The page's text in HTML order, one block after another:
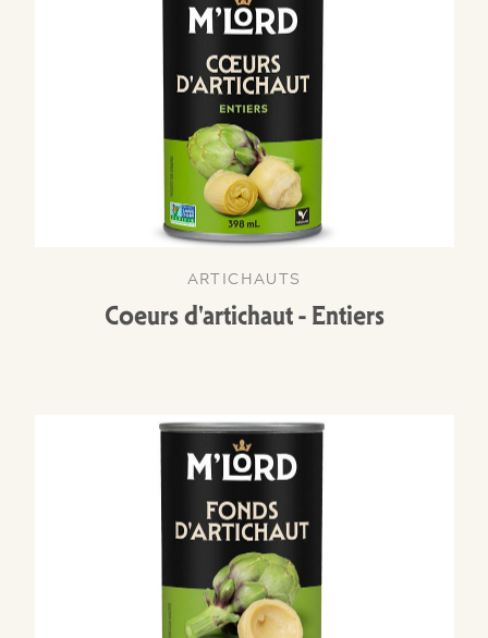
ARTICHAUTS
Coeurs d'artichaut - Entiers